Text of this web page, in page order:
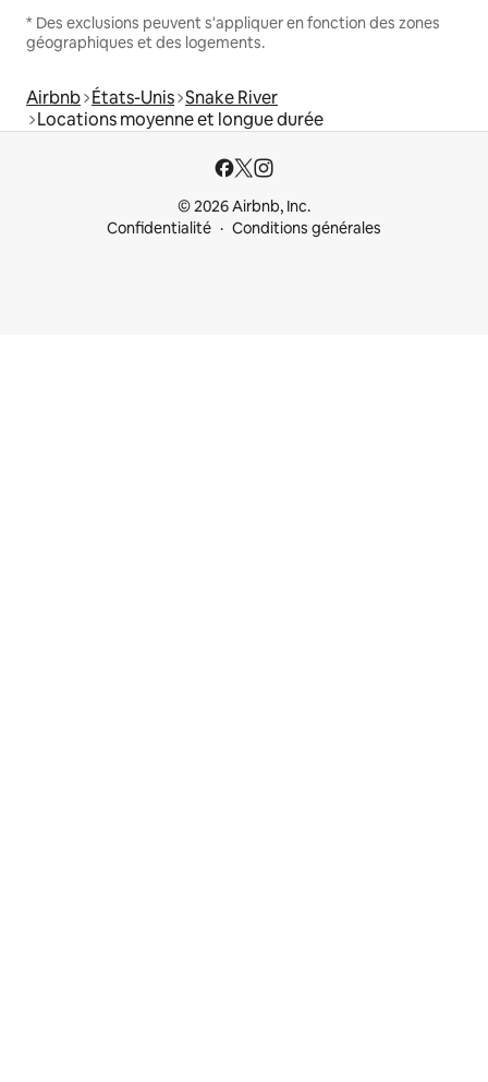
* Des exclusions peuvent s'appliquer en fonction des zones
géographiques et des logements.
Airbnb États-Unis Snake River
Locations moyenne et longue durée
© 2026 Airbnb, Inc.
Confidentialité
Conditions générales